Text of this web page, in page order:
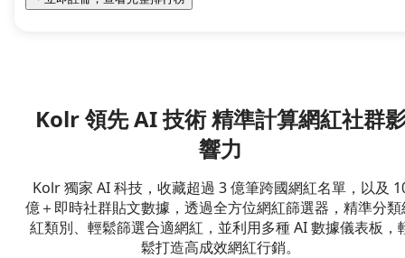
Kolr 領先 AI 技術 精準計算網紅社群
響力
Kolr 獨家 AI 科技，收藏超過 3 億筆跨國網紅名單，以及
億＋即時社群貼文數據，透過全方位網紅篩選器，精準分類
紅類別、輕鬆篩選合適網紅，並利用多種 AI 數據儀表板，
鬆打造高成效網紅行銷。